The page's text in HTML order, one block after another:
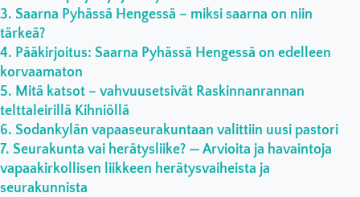
Saarna Pyhässä Hengessä – miksi saarna on niin
tärkeä?
Pääkirjoitus: Saarna Pyhässä Hengessä on edelleen
korvaamaton
Mitä katsot – vahvuusetsivät Raskinnanrannan
telttaleirillä Kihniöllä
Sodankylän vapaaseurakuntaan valittiin uusi pastori
Seurakunta vai herätysliike? — Arvioita ja havaintoja
vapaakirkollisen liikkeen herätysvaiheista ja
seurakunnista